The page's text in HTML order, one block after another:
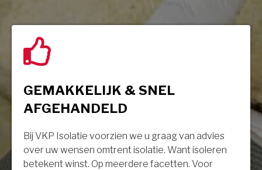
GEMAKKELIJK & SNEL
AFGEHANDELD
Bij VKP Isolatie voorzien we u graag van advies
over uw wensen omtrent isolatie. Want isoleren
betekent winst. Op meerdere facetten. Voor